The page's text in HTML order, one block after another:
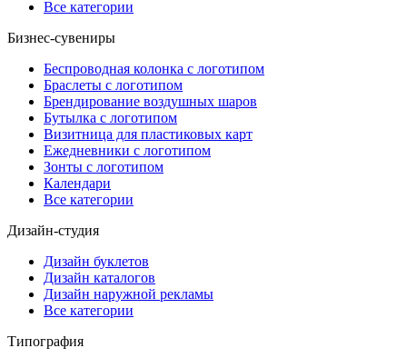
Все категории
Бизнес-сувениры
Беспроводная колонка с логотипом
Браслеты с логотипом
Брендирование воздушных шаров
Бутылка с логотипом
Визитница для пластиковых карт
Ежедневники с логотипом
Зонты с логотипом
Календари
Все категории
Дизайн-студия
Дизайн буклетов
Дизайн каталогов
Дизайн наружной рекламы
Все категории
Типография